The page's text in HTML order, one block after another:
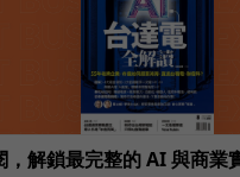
，解鎖最完整的 AI 與商業